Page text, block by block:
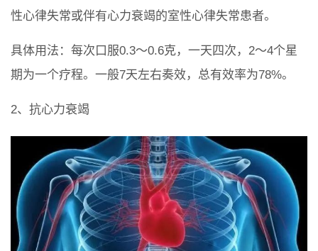
性心律失常或伴有心力衰竭的室性心律失常患者。
具体用法：每次口服0.3～0.6克，一天四次，2～4个星
期为一个疗程。一般7天左右奏效，总有效率为78%。
2、抗心力衰竭